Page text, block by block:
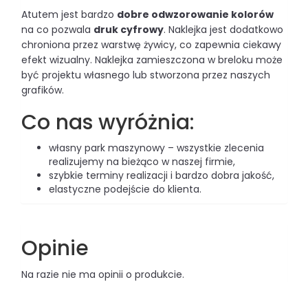
Atutem jest bardzo dobre odwzorowanie kolorów
na co pozwala druk cyfrowy. Naklejka jest dodatkowo
chroniona przez warstwę żywicy, co zapewnia ciekawy
efekt wizualny. Naklejka zamieszczona w breloku może
być projektu własnego lub stworzona przez naszych
grafików.
Co nas wyróżnia:
własny park maszynowy – wszystkie zlecenia
realizujemy na bieżąco w naszej firmie,
szybkie terminy realizacji i bardzo dobra jakość,
elastyczne podejście do klienta.
Opinie
Na razie nie ma opinii o produkcie.